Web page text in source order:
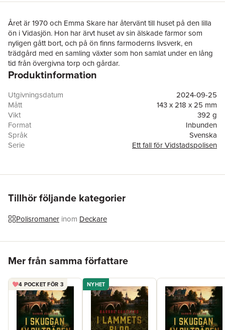
Året är 1970 och Emma Skare har återvänt till huset på den lilla
ön i Vidasjön. Hon har ärvt huset av sin älskade farmor som
nyligen gått bort, och på ön finns farmoderns livsverk, en
trädgård med en samling växter som hon samlat under en lång
tid från övergivna torp och gårdar.
Tillsammans med sin ungdomsförälskelse och numera gode
gemensamma krafter tar de sig an den gamla jordkällaren. Men
de gör snart en märklig upptäckt – en gammal resväska som
legat gömd i många år. Emma misstänker snart vem den kan ha
tillhört och förstår att väskan legat där i femton år.
Ön rymmer många hemligheter, och snart blir det tydligt att
farorna fortfarande lurar i vassen.
kriminalkommissarie Hugo Nilsson i spetsen.
Produktinformation
Utgivningsdatum
2024-09-25
Mått
143 x 218 x 25 mm
Vikt
392 g
Format
Inbunden
Språk
Svenska
Serie
Ett fall för Vidstadspolisen
Förlag
Printz publishing
ISBN
Miljömärkning
Tillhör följande kategorier
Polisromaner inom Deckare
Mer från samma författare
4 POCKET FÖR 3 NYHET